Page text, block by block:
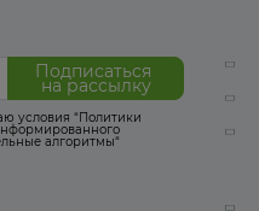
Подписаться
на рассылку
условия “Политики
алгоритмы“